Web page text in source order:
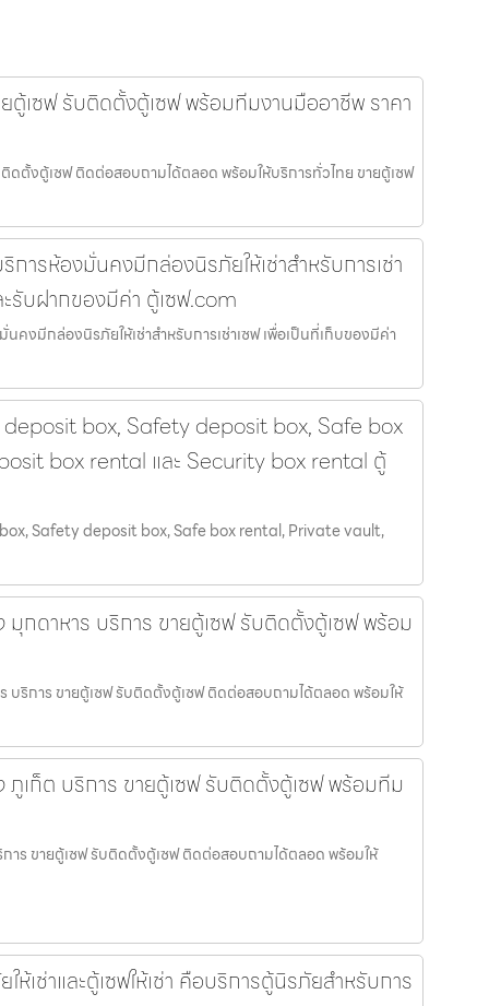
ตู้เซฟ รับติดตั้งตู้เซฟ พร้อมทีมงานมืออาชีพ ราคา
ดตั้งตู้เซฟ ติดต่อสอบถามได้ตลอด พร้อมให้บริการทั่วไทย ขายตู้เซฟ
การห้องมั่นคงมีกล่องนิรภัยให้เช่าสำหรับการเช่า
รับฝากของมีค่า ตู้เซฟ.com
คงมีกล่องนิรภัยให้เช่าสำหรับการเช่าเซฟ เพื่อเป็นที่เก็บของมีค่า
deposit box, Safety deposit box, Safe box
box rental และ Security box rental ตู้
box, Safety deposit box, Safe box rental, Private vault,
กดาหาร บริการ ขายตู้เซฟ รับติดตั้งตู้เซฟ พร้อม
บริการ ขายตู้เซฟ รับติดตั้งตู้เซฟ ติดต่อสอบถามได้ตลอด พร้อมให้
เก็ต บริการ ขายตู้เซฟ รับติดตั้งตู้เซฟ พร้อมทีม
าร ขายตู้เซฟ รับติดตั้งตู้เซฟ ติดต่อสอบถามได้ตลอด พร้อมให้
เช่าและตู้เซฟให้เช่า คือบริการตู้นิรภัยสำหรับการ